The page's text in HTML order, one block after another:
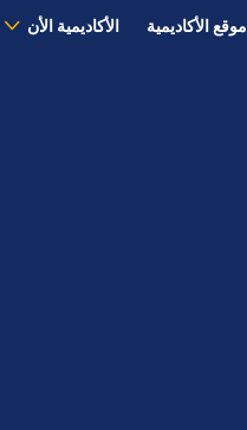
موقع الأكاديمية الأكاديمية الأن